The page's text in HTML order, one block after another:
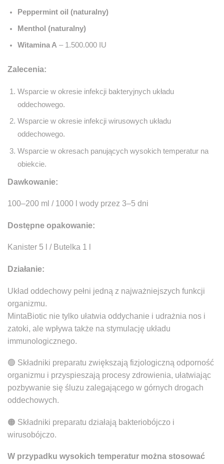
Peppermint oil (naturalny)
Menthol (naturalny)
Witamina A – 1.500.000 IU
Zalecenia:
Wsparcie w okresie infekcji bakteryjnych układu
oddechowego.
Wsparcie w okresie infekcji wirusowych układu
oddechowego.
Wsparcie w okresach panujących wysokich temperatur na
obiekcie.
Dawkowanie:
100–200 ml / 1000 l wody przez 3–5 dni
Dostępne opakowanie:
Kanister 5 l / Butelka 1 l
Działanie:
Układ oddechowy pełni jedną z najważniejszych funkcji
organizmu.
MintaBiotic nie tylko ułatwia oddychanie i udrażnia nos i
zatoki, ale wpływa także na stymulację układu
immunologicznego.
🟢 Składniki preparatu zwiększają fizjologiczną odporność
organizmu i przyspieszają procesy zdrowienia, ułatwiając
pozbywanie się śluzu zalegającego w górnych drogach
oddechowych.
🟠 Składniki preparatu działają bakteriobójczo i
wirusobójczo.
W przypadku wysokich temperatur można stosować